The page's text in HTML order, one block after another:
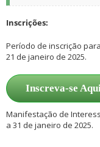
Inscrições:
Período de inscrição
21 de janeiro de 2025.
Inscreva-se
Manifestação de
a 31 de janeiro de 2025.